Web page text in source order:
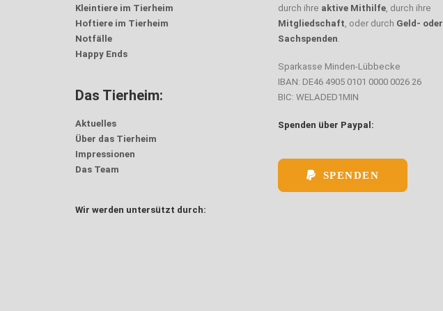
Kleintiere im Tierheim
Hoftiere im Tierheim
Notfälle
Happy Ends
Das Tierheim:
Aktuelles
Über das Tierheim
Impressionen
Das Team
Wir werden untersützt durch:
durch ihre aktive Mithilfe, durch ihre
Mitgliedschaft, oder durch Geld- oder
Sachspenden.
Sparkasse Minden-Lübbecke
IBAN: DE46 4905 0101 0000 0026 26
BIC: WELADED1MIN
Spenden über Paypal:
SPENDEN